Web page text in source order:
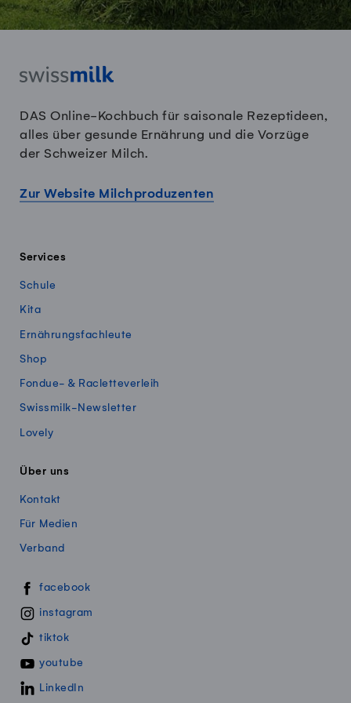
DAS Online-Kochbuch für saisonale Rezeptideen,
alles über gesunde Ernährung und die Vorzüge
der Schweizer Milch.
Zur Website Milchproduzenten
Services
Schule
Kita
Ernährungsfachleute
Shop
Fondue- & Racletteverleih
Swissmilk-Newsletter
Lovely
Über uns
Kontakt
Für Medien
Verband
Swissmillk auf Social Media
facebook
instagram
tiktok
youtube
LinkedIn